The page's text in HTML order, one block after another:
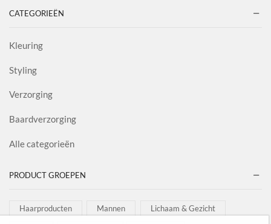
CATEGORIEËN
Kleuring
Styling
Verzorging
Baardverzorging
Alle categorieën
PRODUCT GROEPEN
Haarproducten Mannen Lichaam & Gezicht